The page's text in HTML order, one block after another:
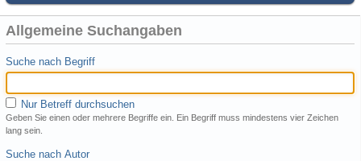
Allgemeine Suchangaben
Suche nach Begriff
Nur Betreff durchsuchen
Geben Sie einen oder mehrere Begriffe ein. Ein Begriff muss mindestens vier Zeichen
lang sein.
Suche nach Autor